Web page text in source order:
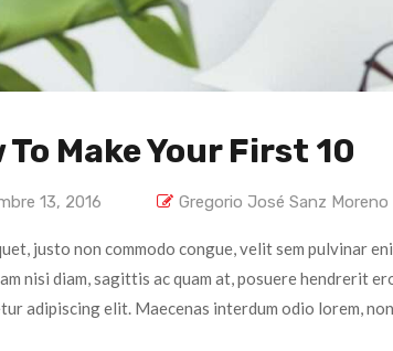
To Make Your First 10
13, 2016 Gregorio José Sanz Moreno
justo non commodo congue, velit sem pulvinar
nisi diam, sagittis ac quam at, posuere hendrerit
adipiscing elit. Maecenas interdum odio lorem,